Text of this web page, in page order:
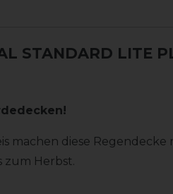
STANDARD LITE
machen diese Regendecke
zum Herbst.